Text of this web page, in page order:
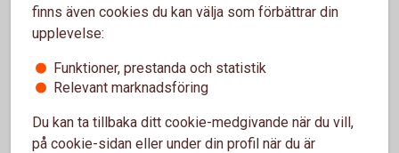
mysigaste utomhusbio! Kl. 17.30 visas Dumma Mej för de
små, och kl. 20.00 rullar actionkomedin The Fall Guy igång
för alla kvällspigga. Det blir popcorn i mängder, grillade
burgare från föreningslivet och skönt häng i kvällssolen. Ta
film under bar himmel.
finns även cookies du kan välja som förbättrar din
upplevelse:
Funktioner, prestanda och statistik
Relevant marknadsföring
Du kan ta tillbaka ditt cookie-medgivande när du vill,
på cookie-sidan eller under din profil när du är